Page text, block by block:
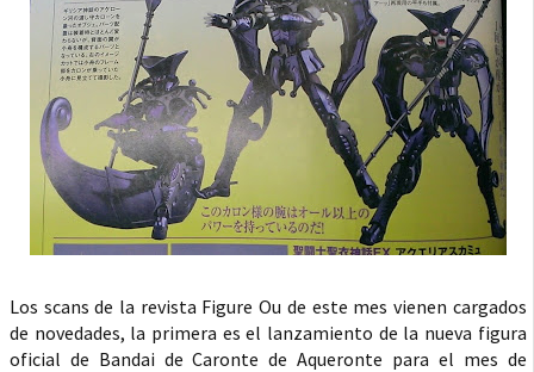
Los scans de la revista Figure Ou de este mes vienen cargados
de novedades, la primera es el lanzamiento de la nueva figura
oficial de Bandai de Caronte de Aqueronte para el mes de